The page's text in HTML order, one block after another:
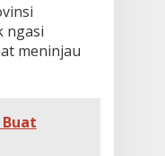
ngasi
meninjau